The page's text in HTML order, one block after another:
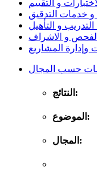
النتائج:
الموضوع:
المجال: